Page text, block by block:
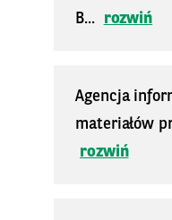
B...
rozwiń
Agencja
materiałów
rozwiń